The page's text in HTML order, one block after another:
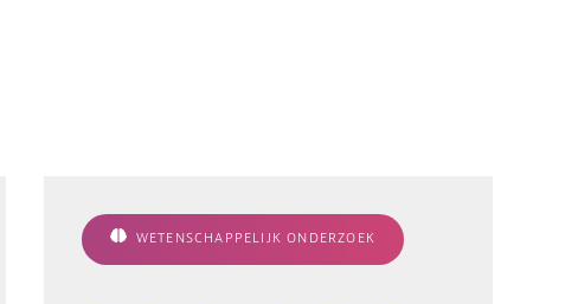
WETENSCHAPPELIJK ONDERZOEK